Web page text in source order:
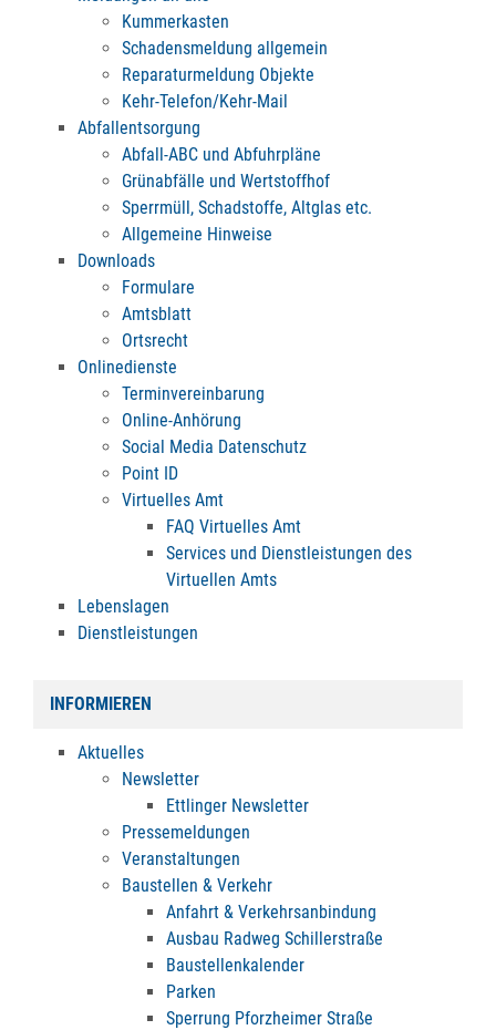
Kummerkasten
Schadensmeldung allgemein
Reparaturmeldung Objekte
Kehr-Telefon/Kehr-Mail
Abfallentsorgung
Abfall-ABC und Abfuhrpläne
Grünabfälle und Wertstoffhof
Sperrmüll, Schadstoffe, Altglas etc.
Allgemeine Hinweise
Downloads
Formulare
Amtsblatt
Ortsrecht
Onlinedienste
Terminvereinbarung
Online-Anhörung
Social Media Datenschutz
Point ID
Virtuelles Amt
FAQ Virtuelles Amt
Services und Dienstleistungen des
Virtuellen Amts
Lebenslagen
Dienstleistungen
INFORMIEREN
Aktuelles
Newsletter
Ettlinger Newsletter
Pressemeldungen
Veranstaltungen
Baustellen & Verkehr
Anfahrt & Verkehrsanbindung
Ausbau Radweg Schillerstraße
Baustellenkalender
Parken
Sperrung Pforzheimer Straße